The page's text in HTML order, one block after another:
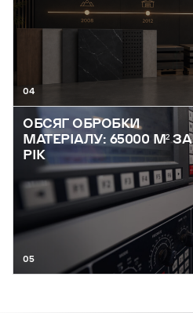
04
ОБСЯГ ОБРОБКИ
МАТЕРІАЛУ: 65000 М² ЗА
РІК
05